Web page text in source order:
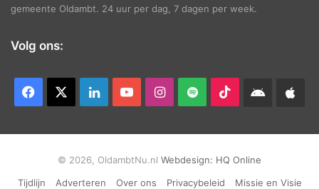
gemeente Oldambt. 24 uur per dag, 7 dagen per week.
Volg ons:
Facebook LinkedInYouTubeInstagram
Spotify TikTokAndroid
© 2026, OldambtNu.nl Webdesign: HQ Online
Tijdlijn
Adverteren Over ons Privacybeleid Missie en Visie